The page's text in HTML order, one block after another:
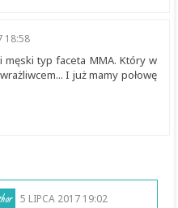
18:58
typ faceta MMA. Który w
I już mamy połowę
5 LIPCA 2017 19:02